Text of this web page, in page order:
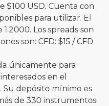
$100 USD. Cuenta con
para utilizar. El
Los spreads son
son: CFD: $15 / CFD
únicamente para
en el
depósito mínimo es
de 330 instrumentos